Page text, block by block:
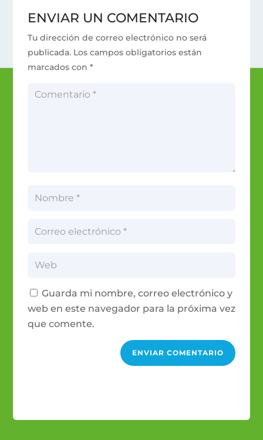
ENVIAR UN COMENTARIO
Tu dirección de correo electrónico no será
publicada. Los campos obligatorios están
marcados con *
Guarda mi nombre, correo electrónico y
web en este navegador para la próxima vez
que comente.
ENVIAR COMENTARIO